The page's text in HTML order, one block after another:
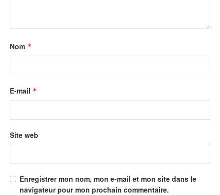
Nom *
E-mail *
Site web
Enregistrer mon nom, mon e-mail et mon site dans le
navigateur pour mon prochain commentaire.